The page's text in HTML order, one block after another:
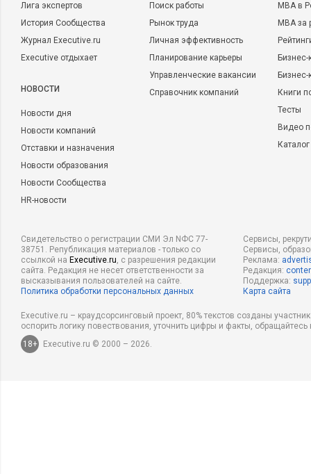
Лига экспертов
История Сообщества
Журнал Executive.ru
Executive отдыхает
НОВОСТИ
Новости дня
Новости компаний
Отставки и назначения
Новости образования
Новости Сообщества
HR-новости
Поиск работы
Рынок труда
Личная эффективность
Планирование карьеры
Управленческие вакансии
Справочник компаний
MBA в
MBA
Бизнес-
Книги
Тесты
Видео
Свидетельство о регистрации СМИ Эл NФС 77-
38751. Републикация материалов - только со
ссылкой на Executive.ru, с разрешения редакции
сайта. Редакция не несет ответственности за
высказывания пользователей на сайте.
Политика обработки персональных данных
Сервисы,
Сервисы,
Реклама:
Редакция:
Поддержка:
Карта сайта
Executive.ru – краудсорсинговый проект, 80% текстов созданы
оспорить логику повествования, уточнить цифры и факты,
18+
Executive.ru © 2000 – 2026.